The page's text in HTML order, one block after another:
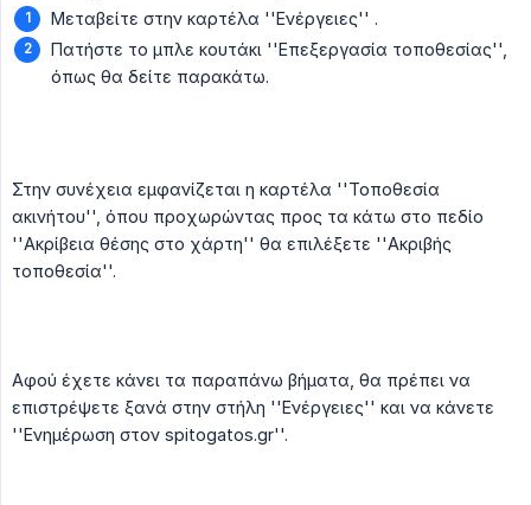
Μεταβείτε στην καρτέλα ''Ενέργειες'' .
Πατήστε το μπλε κουτάκι ''Επεξεργασία τοποθεσίας'',
όπως θα δείτε παρακάτω.
Στην συνέχεια εμφανίζεται η καρτέλα ''Τοποθεσία
ακινήτου'', όπου προχωρώντας προς τα κάτω στο πεδίο
''Ακρίβεια θέσης στο χάρτη'' θα επιλέξετε ''Ακριβής
τοποθεσία''.
Αφού έχετε κάνει τα παραπάνω βήματα, θα πρέπει να
επιστρέψετε ξανά στην στήλη ''Ενέργειες'' και να κάνετε
''Ενημέρωση στον spitogatos.gr''.